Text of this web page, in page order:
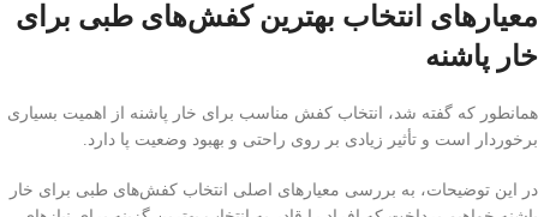
معیارهای انتخاب بهترین کفش‌های طبی برای
خار پاشنه
همانطور که گفته شد، انتخاب کفش مناسب برای خار پاشنه از اهمیت بسیاری
برخوردار است و تأثیر زیادی بر روی راحتی و بهبود وضعیت پا دارد.
در این توضیحات، به بررسی معیارهای اصلی انتخاب کفش‌های طبی برای خار